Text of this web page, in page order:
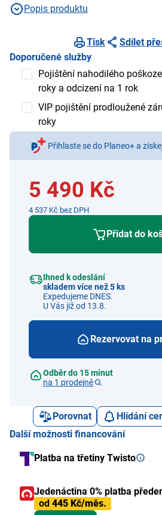
Popis produktu
Tisk
Sdílet
Doporučené služby
Pojištění nahodilého
roky a odcizení na 1 rok
VIP pojištění prodloužené
roky
Přihlaste se do Planeo+ a
5 490 Kč
4 537 Kč bez DPH
Přidat do
Ihned k odeslání
skladem více než 5 ks
Expedujeme DNES.
U Vás již od 13.8.
Rezervovat na
Odběr do 15 minut
na 1 prodejně
Porovnat
Hlídání
Další možnosti financování
Platba na třetiny Twisto
Jedenáctina 0% platba
od 445 Kč/měs.